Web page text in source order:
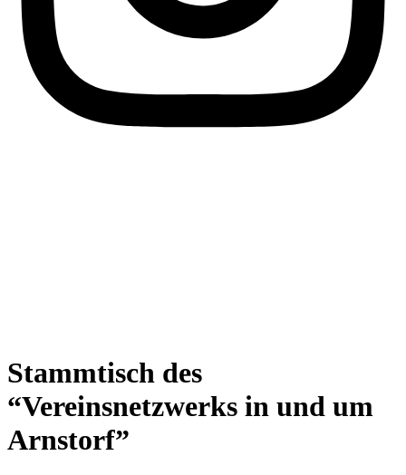
Stammtisch des
“Vereinsnetzwerks in und um
Arnstorf”